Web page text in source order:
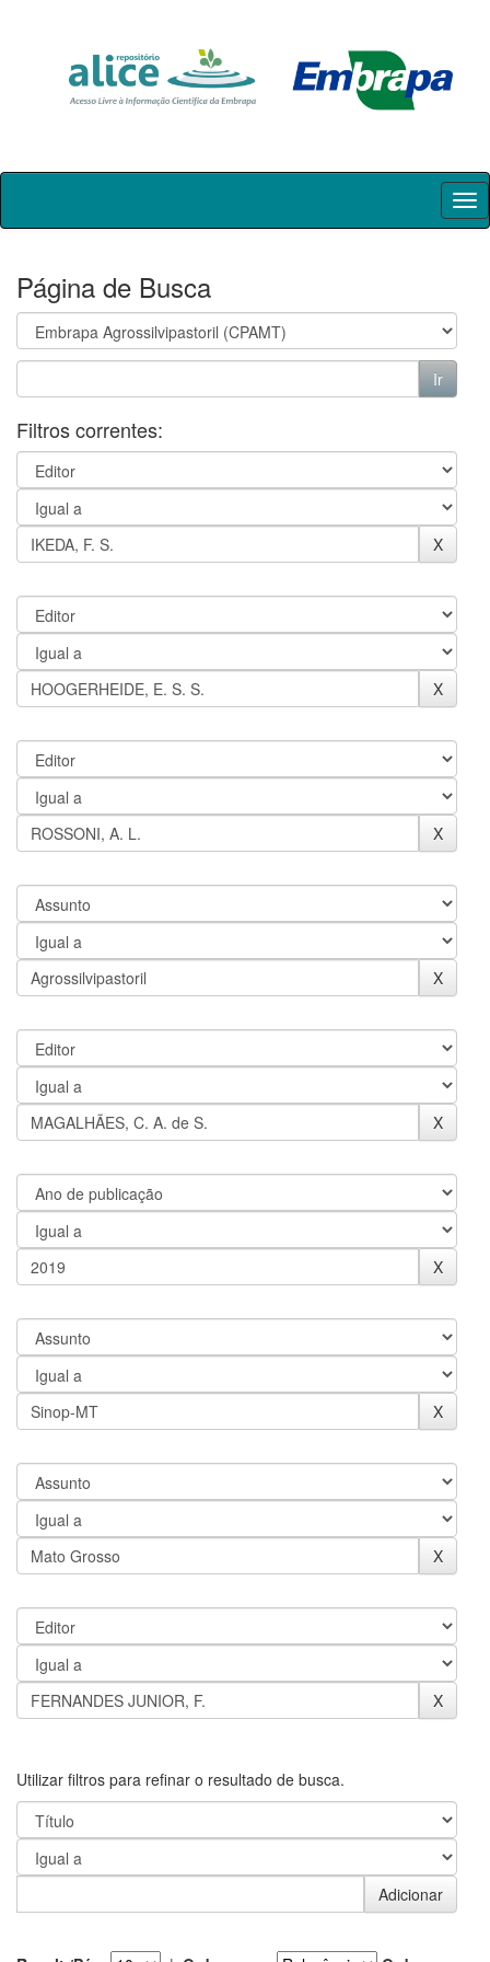
Skip
Página de Busca
Filtros correntes:
Utilizar filtros para refinar o resultado de busca.